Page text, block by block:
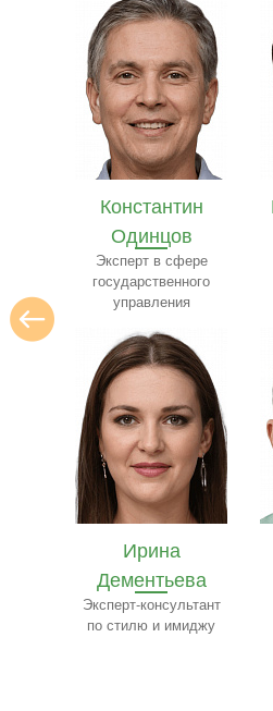
Илья Лебедев
Эксперт по
архитектуре
Игорь Хохлов
Специалист по
продажам